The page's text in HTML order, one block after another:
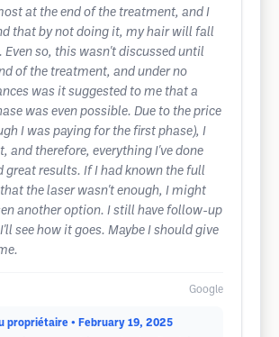
at the end of the treatment, and I
that by not doing it, my hair will fall
Even so, this wasn't discussed until
of the treatment, and under no
was it suggested to me that a
was even possible. Due to the price
I was paying for the first phase), I
and therefore, everything I've done
great results. If I had known the full
the laser wasn't enough, I might
another option. I still have follow-up
see how it goes. Maybe I should give
Google
propriétaire • February 19, 2025